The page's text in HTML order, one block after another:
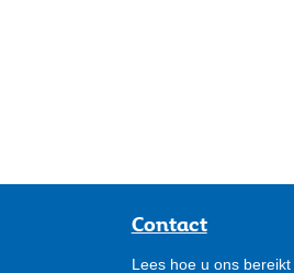
Contact
Lees hoe u ons bereikt